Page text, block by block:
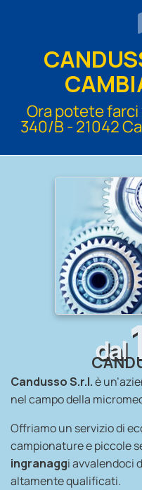
Ora potete farci
340/B - 21042
dal
Candusso S.r.l.è
nel campo della
Offriamo un servizio di
campionature e piccole
ingranaggi avvalendoci
altamente qualificati.